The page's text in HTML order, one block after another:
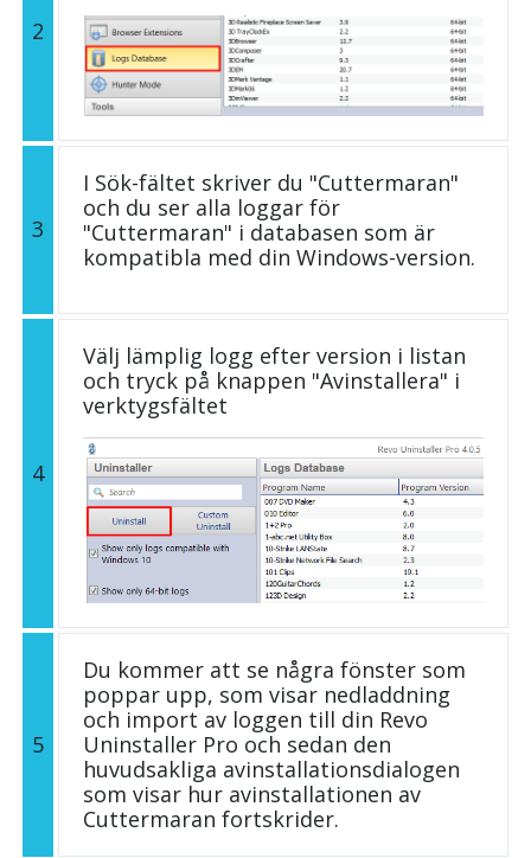
2
3
I Sök-fältet skriver du "Cuttermaran"
och du ser alla loggar för
"Cuttermaran" i databasen som är
kompatibla med din Windows-version.
4
Välj lämplig logg efter version i listan
och tryck på knappen "Avinstallera" i
verktygsfältet
5
Du kommer att se några fönster som
poppar upp, som visar nedladdning
och import av loggen till din Revo
Uninstaller Pro och sedan den
huvudsakliga avinstallationsdialogen
som visar hur avinstallationen av
Cuttermaran fortskrider.